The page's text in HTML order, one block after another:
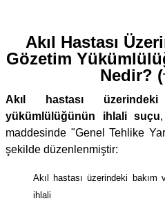
Akıl Hastası
Gözetim
Nedir? (
Akıl hastası
yükümlülüğünün ihlali suçu
maddesinde "Genel Tehlike
şekilde düzenlenmiştir:
Akıl hastası üzerindeki bakım
ihlali